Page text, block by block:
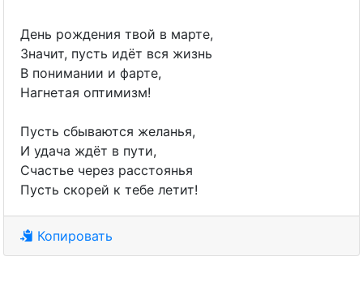
День рождения твой в марте,
Значит, пусть идёт вся жизнь
В понимании и фарте,
Нагнетая оптимизм!
Пусть сбываются желанья,
И удача ждёт в пути,
Счастье через расстоянья
Пусть скорей к тебе летит!
Копировать